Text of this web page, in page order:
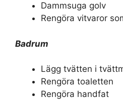
Dammsuga golv
Rengöra vitvaror
Badrum
Lägg tvätten i
Rengöra toaletten
Rengöra handfat